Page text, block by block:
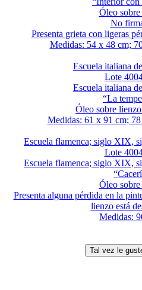
Óleo
No
Presenta grieta con ligeras
Medidas: 54 x 48 cm;
Escuela italiana
Lote
Escuela italiana
“La
Óleo sobre
Medidas: 61 x 91 cm;
Escuela flamenca; siglo XIX,
Lote
Escuela flamenca; siglo XIX,
Óleo
Presenta alguna pérdida en la
lienzo está
Medidas: